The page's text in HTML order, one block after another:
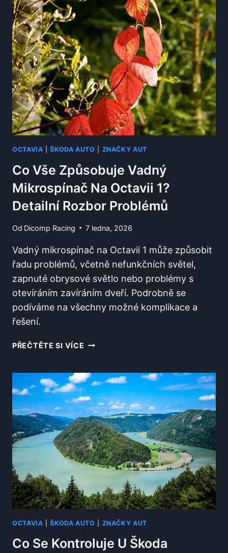
TLAKU
OLEJE
OCTAVIA?
PŘESNÁ
LOKACE
PRO
RYCHLOU
DIAGNOSTIKU
OCTAVIA |ŠKODA AUTO ZNAČKY AUT
Co Vše Způsobuje Vadný
Mikrospínač Na Octavii 1?
Detailní Rozbor Problémů
Od Dicomp Racing 7 ledna, 2026
Vadný mikrospínač na Octavii 1 může způsobit
řadu problémů, včetně nefunkčních světel,
zapnuté obrysové světlo nebo problémy s
otevíráním zavíráním dveří. Podrobně se
podíváme na všechny možné komplikace a
řešení.
PŘEČTĚTE SI VÍCE CO
VADNÝ
MIKROSPÍNAČ
NA
OCTAVII
1?
DETAILNÍ
ROZBOR
PROBLÉMŮ
OCTAVIA |ŠKODA AUTO ZNAČKY AUT
Co Se Kontroluje U Škoda